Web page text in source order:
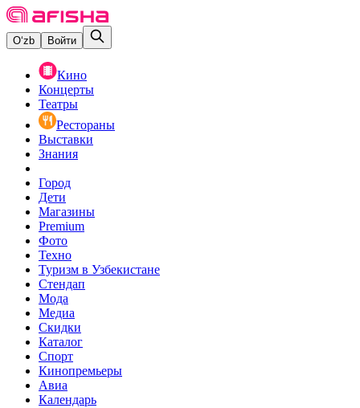
O‘zb Войти
Кино
Концерты
Театры
Рестораны
Выставки
Знания
Город
Дети
Магазины
Premium
Фото
Техно
Туризм в Узбекистане
Стендап
Мода
Медиа
Скидки
Каталог
Спорт
Кинопремьеры
Авиа
Календарь